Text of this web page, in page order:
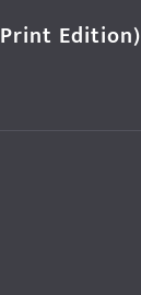
Edition)